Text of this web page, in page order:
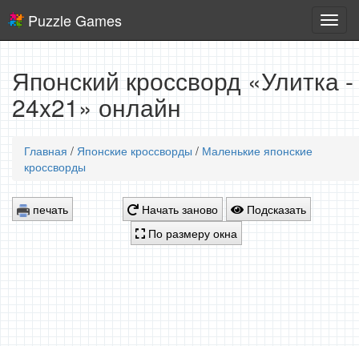
игры
Puzzle Games
Японский кроссворд «Улитка -
24x21» онлайн
Главная / Японские кроссворды / Маленькие японские
кроссворды
печать Начать заново
Подсказать
По размеру окна